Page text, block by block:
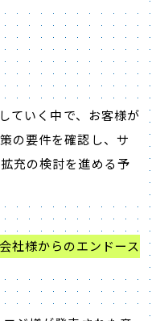
ていく中で、お客様が
の要件を確認し、サ
充の検討を進める予
社様からのエンドース